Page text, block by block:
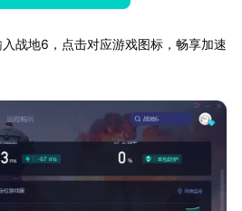
战地6，点击对应游戏图标，畅享加速